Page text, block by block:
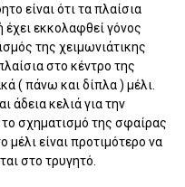
είναι ότι τα πλαίσια
εκκολαφθεί γόνος
της χειμωνιάτικης
στο κέντρο της
( πάνω και δίπλα ) μέλι.
άδεια κελιά για την
σχηματισμό της σφαίρας
μέλι είναι προτιμότερο να
στο τρυγητό.